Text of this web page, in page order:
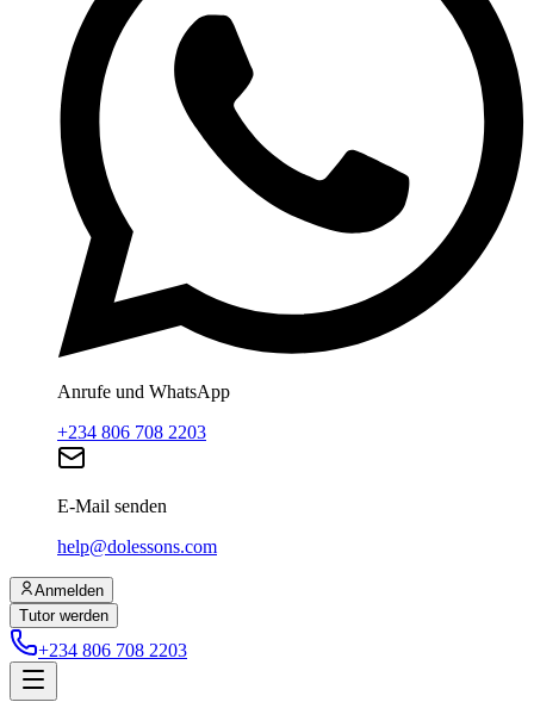
Anrufe und WhatsApp
+234 806 708 2203
E-Mail senden
help@dolessons.com
Anmelden
Tutor werden
+234 806 708 2203